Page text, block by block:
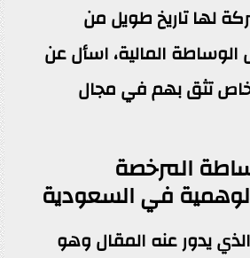
لها تاريخ طويل من
المالية، اسأل عن
تثق بهم في مجال
المرخصة
في السعودية
يدور عنه المقال وهو